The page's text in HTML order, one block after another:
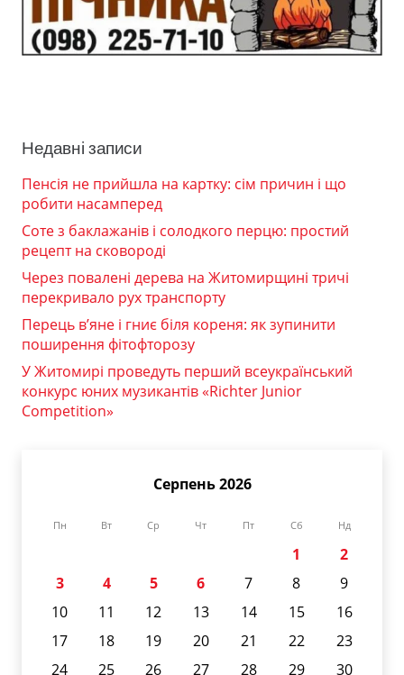
Недавні записи
Пенсія не прийшла на картку: сім причин і що
робити насамперед
Соте з баклажанів і солодкого перцю: простий
рецепт на сковороді
Через повалені дерева на Житомирщині тричі
перекривало рух транспорту
Перець в’яне і гниє біля кореня: як зупинити
поширення фітофторозу
У Житомирі проведуть перший всеукраїнський
конкурс юних музикантів «Richter Junior
Competition»
Серпень 2026
Пн Вт Ср Чт Пт Сб Нд
1
2
3
4 5 6 7 8
9
10
11 12 13 14 15
16
17
18 19 20 21 22
23
24
25 26 27 28 29
30